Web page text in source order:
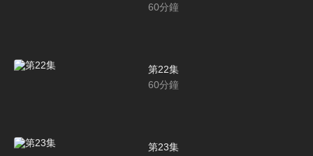
60分鐘
第22集
60分鐘
第23集